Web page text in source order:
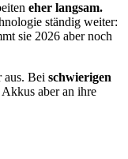
eher langsam.
ständig weiter:
sie 2026 aber noch
aus. Bei schwierigen
Akkus aber an ihre